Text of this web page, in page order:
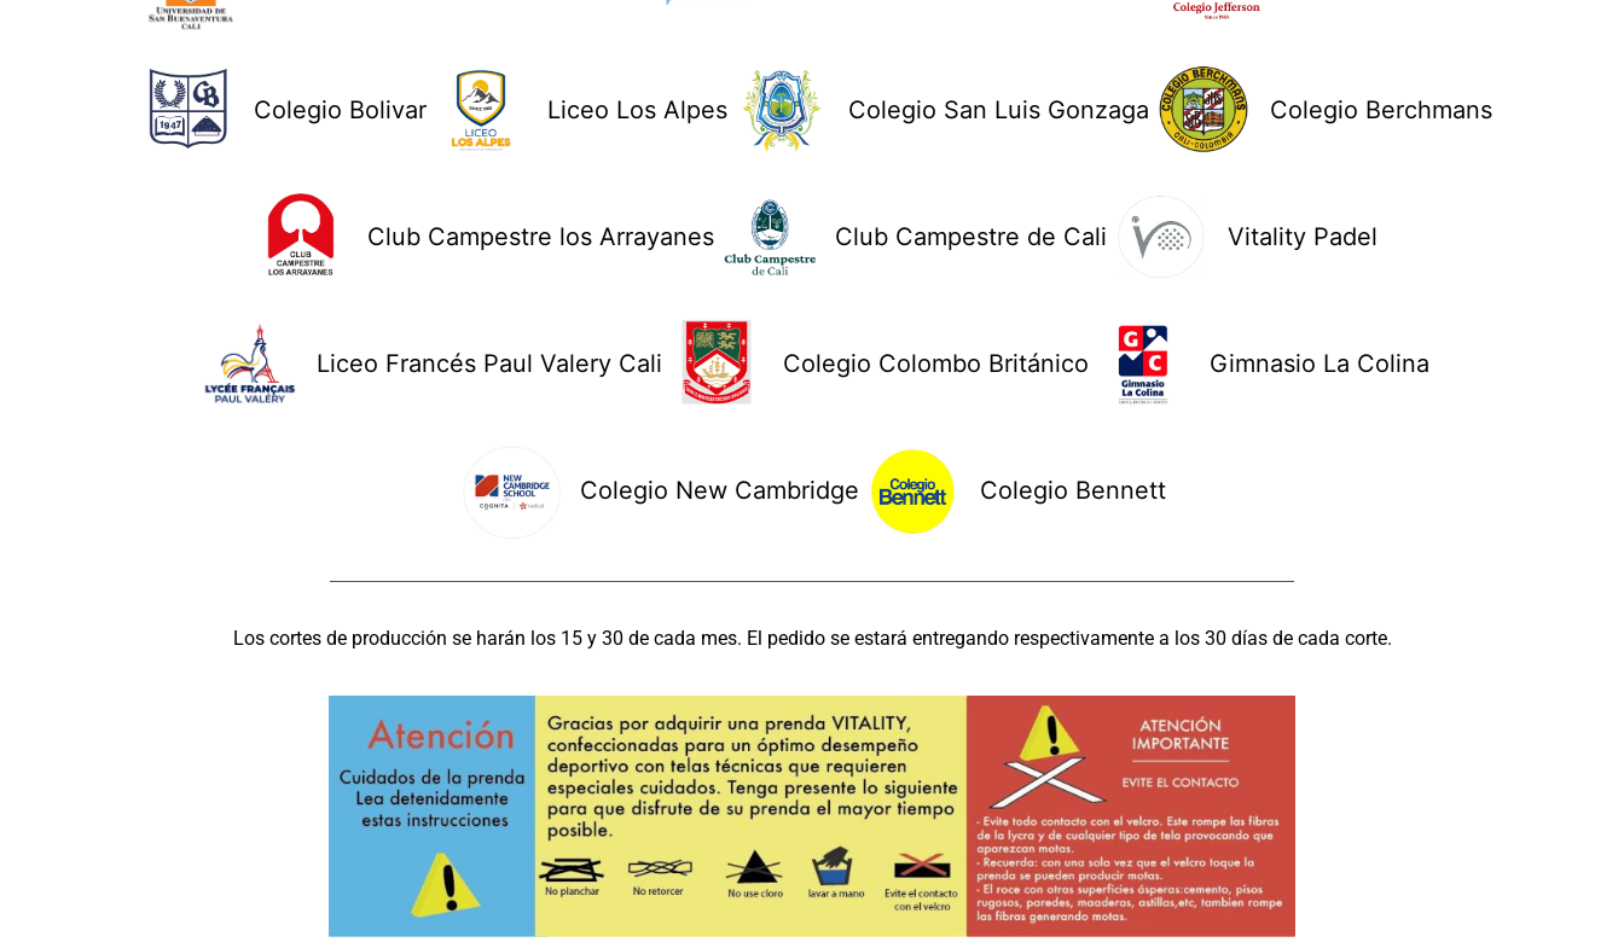
Colegio Bolivar Liceo Los Alpes Colegio San Luis Gonzaga Colegio Berchmans
Club Campestre los Arrayanes Club Campestre de Cali Vitality Padel
Liceo Francés Paul Valery Cali Colegio Colombo Británico Gimnasio La Colina
Colegio New Cambridge Colegio Bennett
Los cortes de producción se harán los 15 y 30 de cada mes. El pedido se estará entregando respectivamente a los 30 días de cada corte.